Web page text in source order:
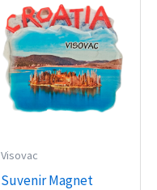
Visovac
Suvenir Magnet